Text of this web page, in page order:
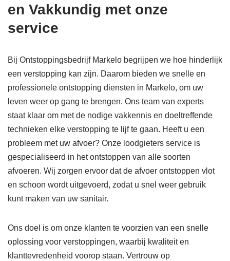
en Vakkundig met onze
service
Bij Ontstoppingsbedrijf Markelo begrijpen we hoe hinderlijk
een verstopping kan zijn. Daarom bieden we snelle en
professionele ontstopping diensten in Markelo, om uw
leven weer op gang te brengen. Ons team van experts
staat klaar om met de nodige vakkennis en doeltreffende
technieken elke verstopping te lijf te gaan. Heeft u een
probleem met uw afvoer? Onze loodgieters service is
gespecialiseerd in het ontstoppen van alle soorten
afvoeren. Wij zorgen ervoor dat de afvoer ontstoppen vlot
en schoon wordt uitgevoerd, zodat u snel weer gebruik
kunt maken van uw sanitair.
Ons doel is om onze klanten te voorzien van een snelle
oplossing voor verstoppingen, waarbij kwaliteit en
klanttevredenheid voorop staan. Vertrouw op